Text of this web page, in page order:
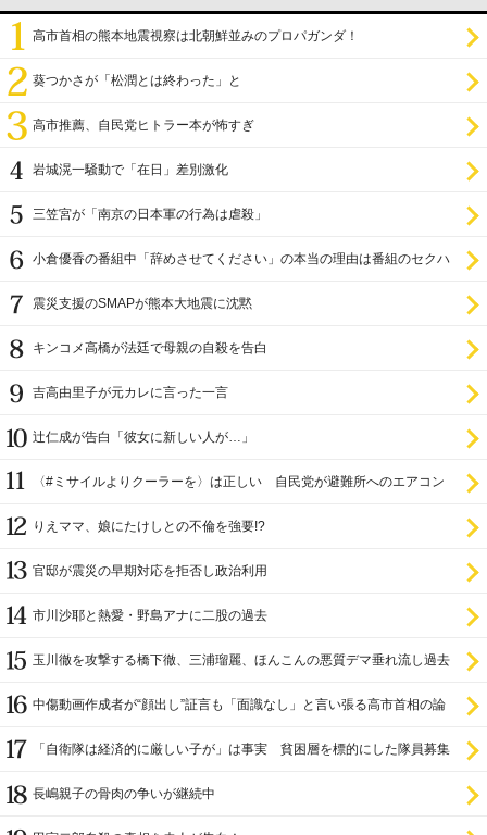
高市首相の熊本地震視察は北朝鮮並みのプロパガンダ！
葵つかさが「松潤とは終わった」と
高市推薦、自民党ヒトラー本が怖すぎ
岩城滉一騒動で「在日」差別激化
三笠宮が「南京の日本軍の行為は虐殺」
小倉優香の番組中「辞めさせてください」の本当の理由は番組のセクハ
震災支援のSMAPが熊本大地震に沈黙
キンコメ高橋が法廷で母親の自殺を告白
吉高由里子が元カレに言った一言
辻仁成が告白「彼女に新しい人が…」
〈#ミサイルよりクーラーを〉は正しい 自民党が避難所へのエアコン
りえママ、娘にたけしとの不倫を強要!?
官邸が震災の早期対応を拒否し政治利用
市川沙耶と熱愛・野島アナに二股の過去
玉川徹を攻撃する橋下徹、三浦瑠麗、ほんこんの悪質デマ垂れ流し過去
中傷動画作成者が“顔出し”証言も「面識なし」と言い張る高市首相の論
「自衛隊は経済的に厳しい子が」は事実 貧困層を標的にした隊員募集
長嶋親子の骨肉の争いが継続中